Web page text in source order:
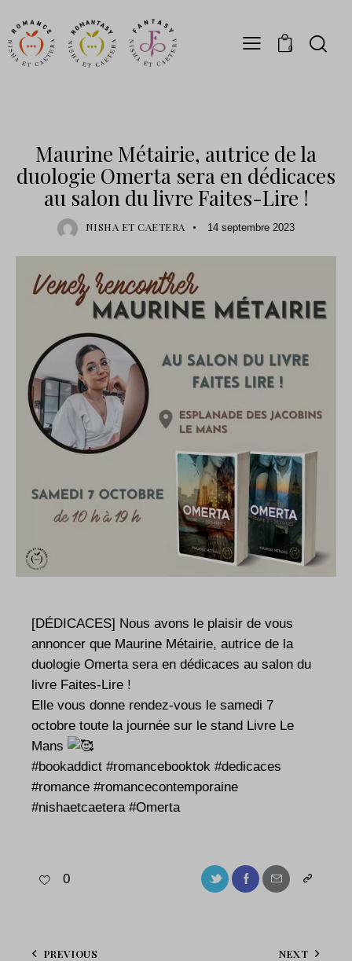
0
Maurine Métairie, autrice de la
duologie Omerta sera en dédicaces
au salon du livre Faites-Lire !
NISHA ET CAETERA 14 septembre 2023
[DÉDICACES] Nous avons le plaisir de vous
annoncer que Maurine Métairie, autrice de la
duologie Omerta sera en dédicaces au salon du
livre Faites-Lire !
Elle vous donne rendez-vous le samedi 7
octobre toute la journée sur le stand Livre Le
Mans
#bookaddict #romancebooktok #dedicaces
#romance #romancecontemporaine
#nishaetcaetera #Omerta
0
PREVIOUS NEXT